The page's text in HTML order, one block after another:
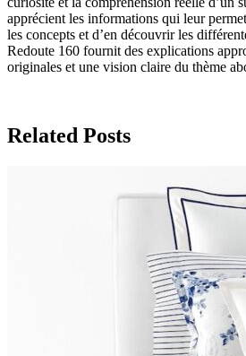
apprécient les informations qui leur
les concepts et d’en découvrir les
Redoute 160 fournit des explications
originales et une vision claire du thème
Related Posts